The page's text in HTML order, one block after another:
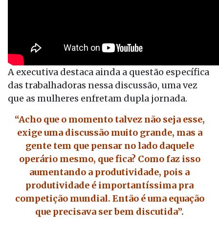
A executiva destaca ainda a questão específica
das trabalhadoras nessa discussão, uma vez
que as mulheres enfretam dupla jornada.
“Acho que o momento talvez não seja esse,
exige uma discussão muito grande, mas a
gente tem que pensar no lado daquele
operário mesmo, que fica? Como faz isso
aumentando a produtividade, pois a
produtividade é importantíssima pra
competição mundial. Então é uma equação
que precisava ser bem discutida”.